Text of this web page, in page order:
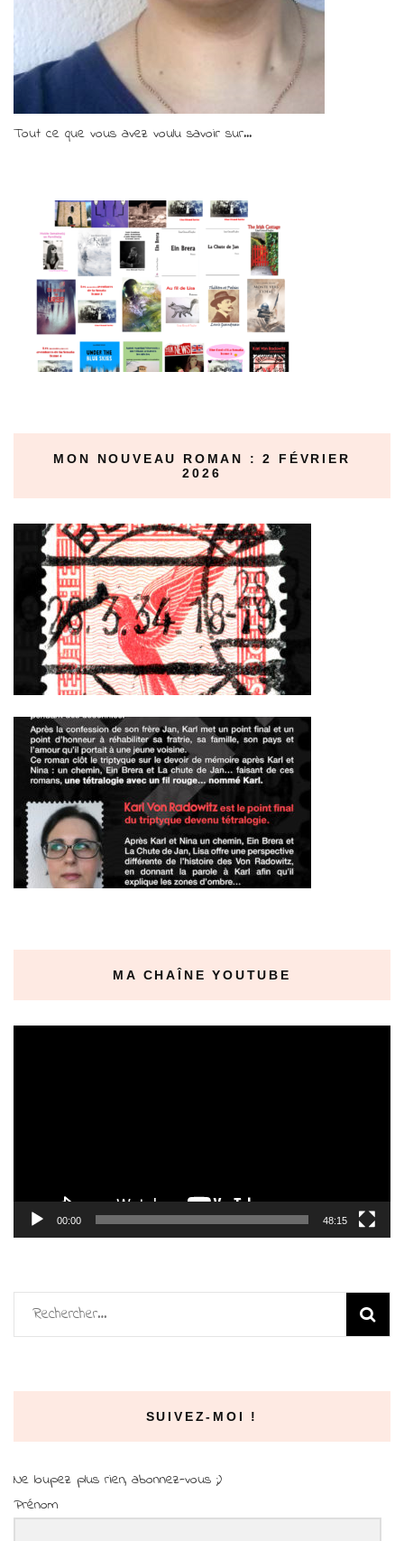
Tout ce que vous avez voulu savoir sur...
MON NOUVEAU ROMAN : 2 FÉVRIER
2026
MA CHAÎNE YOUTUBE
00:00 48:15
Rechercher :
SUIVEZ-MOI !
Ne loupez plus rien, abonnez-vous ;)
Prénom